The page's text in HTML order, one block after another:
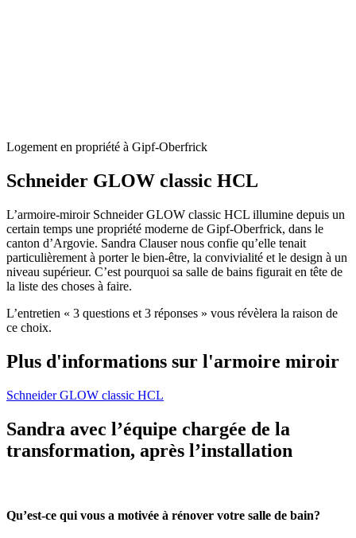
Logement en propriété à Gipf-Oberfrick
Schneider GLOW classic HCL
L’armoire-miroir Schneider GLOW classic HCL illumine depuis un
certain temps une propriété moderne de Gipf-Oberfrick, dans le
canton d’Argovie. Sandra Clauser nous confie qu’elle tenait
particulièrement à porter le bien-être, la convivialité et le design à un
niveau supérieur. C’est pourquoi sa salle de bains figurait en tête de
la liste des choses à faire.
L’entretien « 3 questions et 3 réponses » vous révèlera la raison de
ce choix.
Plus d'informations sur l'armoire miroir
Schneider GLOW classic HCL
Sandra avec l’équipe chargée de la
transformation, après l’installation
Qu’est-ce qui vous a motivée à rénover votre salle de bain?